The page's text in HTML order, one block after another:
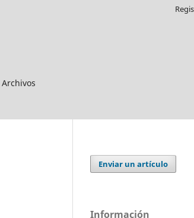
Archivos
Enviar un artículo
Información